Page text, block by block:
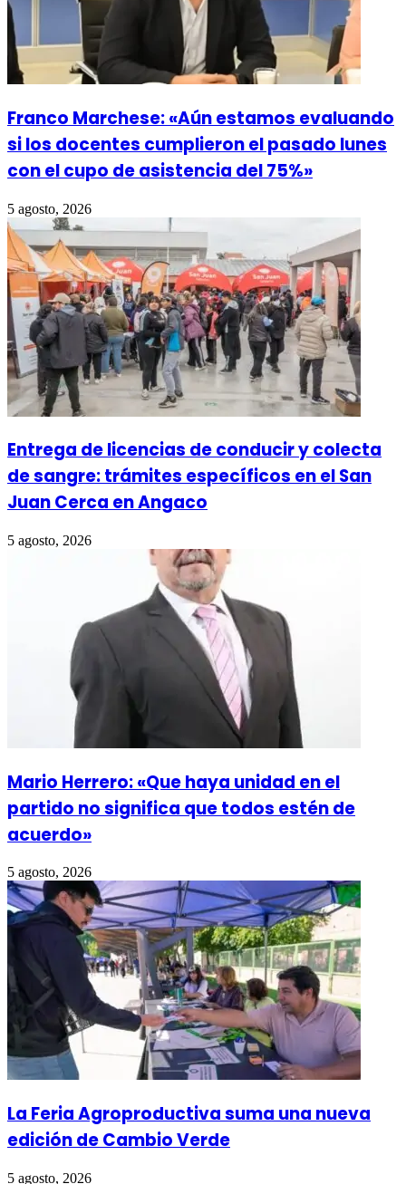
Franco Marchese: «Aún estamos evaluando
si los docentes cumplieron el pasado lunes
con el cupo de asistencia del 75%»
5 agosto, 2026
Entrega de licencias de conducir y colecta
de sangre: trámites específicos en el San
Juan Cerca en Angaco
5 agosto, 2026
Mario Herrero: «Que haya unidad en el
partido no significa que todos estén de
acuerdo»
5 agosto, 2026
La Feria Agroproductiva suma una nueva
edición de Cambio Verde
5 agosto, 2026